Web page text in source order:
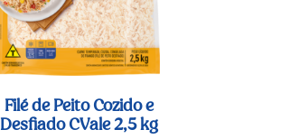
Filé de Peito Cozido e
Desfiado CVale 2,5 kg